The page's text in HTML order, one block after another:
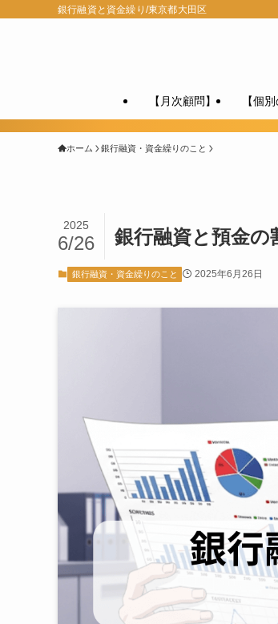
銀行融資と資金繰り/東京都大田区
【月次顧問】 【個
ホーム 銀行融資・資金繰りのこと
銀行融資と預金の
2025
6/26
銀行融資・資金繰りのこと 2025年6月26日